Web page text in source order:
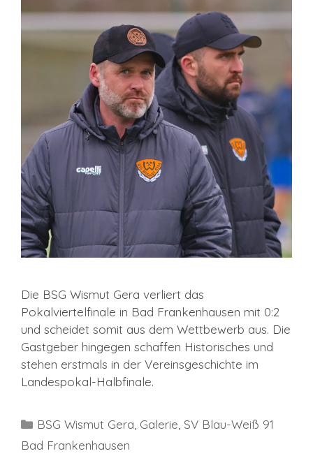
Die BSG Wismut Gera verliert das
Pokalviertelfinale in Bad Frankenhausen mit 0:2
und scheidet somit aus dem Wettbewerb aus. Die
Gastgeber hingegen schaffen Historisches und
stehen erstmals in der Vereinsgeschichte im
Landespokal-Halbfinale.
Kategorien
BSG Wismut Gera Galerie SV Blau-Weiß 91
Bad Frankenhausen